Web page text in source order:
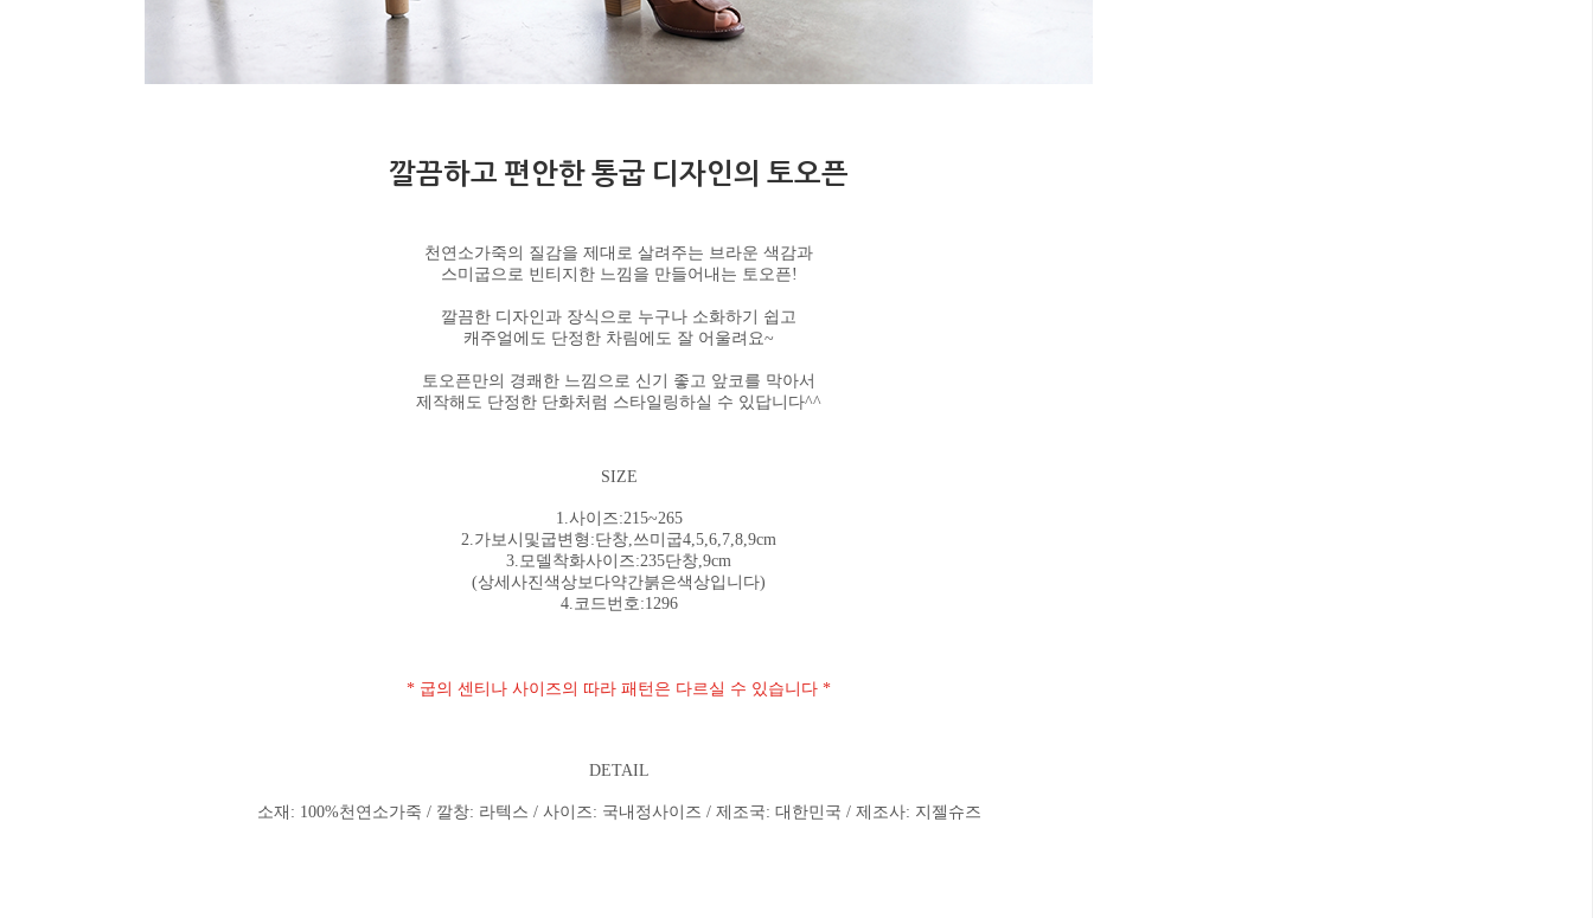
깔끔하고 편안한 통굽 디자인의 토오픈
천연소가죽의 질감을 제대로 살려주는 브라운 색감과
스미굽으로 빈티지한 느낌을 만들어내는 토오픈!
깔끔한 디자인과 장식으로 누구나 소화하기 쉽고
캐주얼에도 단정한 차림에도 잘 어울려요~
토오픈만의 경쾌한 느낌으로 신기 좋고 앞코를 막아서
제작해도 단정한 단화처럼 스타일링하실 수 있답니다^^
SIZE
1.사이즈:215~265
2.가보시및굽변형:단창,쓰미굽4,5,6,7,8,9cm
3.모델착화사이즈:235단창,9cm
(상세사진색상보다약간붉은색상입니다)
4.코드번호:1296
* 굽의 센티나 사이즈의 따라 패턴은 다르실 수 있습니다 *
DETAIL
소재: 100%천연소가죽 / 깔창: 라텍스 / 사이즈: 국내정사이즈 / 제조국: 대한민국 / 제조사: 지젤슈즈